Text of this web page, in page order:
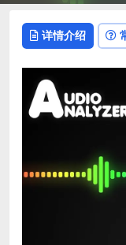
详情介绍